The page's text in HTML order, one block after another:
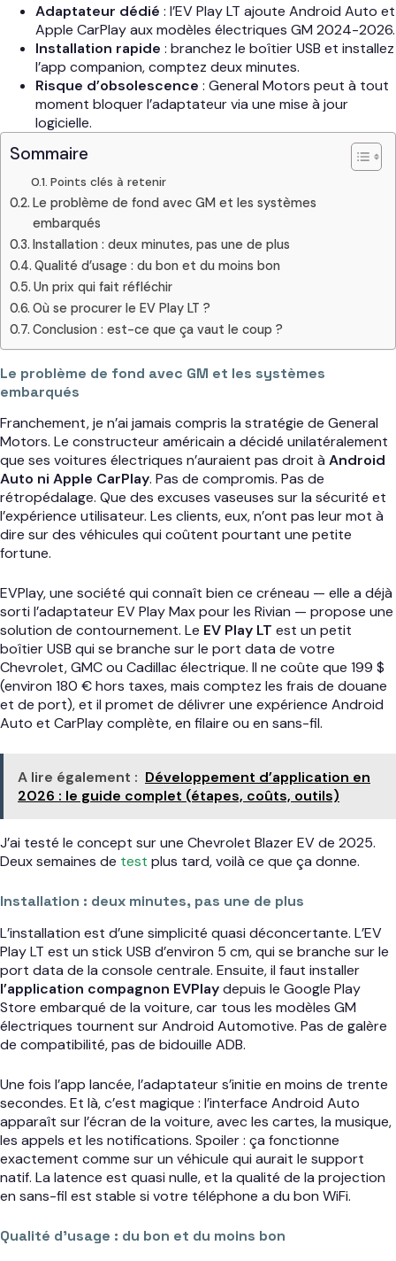
Adaptateur dédié : l’EV Play LT ajoute Android Auto et
Apple CarPlay aux modèles électriques GM 2024-2026.
Installation rapide : branchez le boîtier USB et installez
l’app companion, comptez deux minutes.
Risque d’obsolescence : General Motors peut à tout
moment bloquer l’adaptateur via une mise à jour
logicielle.
Sommaire
Points clés à retenir
Le problème de fond avec GM et les systèmes
embarqués
Installation : deux minutes, pas une de plus
Qualité d’usage : du bon et du moins bon
Un prix qui fait réfléchir
Où se procurer le EV Play LT ?
Conclusion : est-ce que ça vaut le coup ?
Le problème de fond avec GM et les systèmes
embarqués
Franchement, je n’ai jamais compris la stratégie de General
Motors. Le constructeur américain a décidé unilatéralement
que ses voitures électriques n’auraient pas droit à Android
Auto ni Apple CarPlay. Pas de compromis. Pas de
rétropédalage. Que des excuses vaseuses sur la sécurité et
l’expérience utilisateur. Les clients, eux, n’ont pas leur mot à
dire sur des véhicules qui coûtent pourtant une petite
fortune.
EVPlay, une société qui connaît bien ce créneau — elle a déjà
sorti l’adaptateur EV Play Max pour les Rivian — propose une
solution de contournement. Le EV Play LT est un petit
boîtier USB qui se branche sur le port data de votre
Chevrolet, GMC ou Cadillac électrique. Il ne coûte que 199 $
(environ 180 € hors taxes, mais comptez les frais de douane
et de port), et il promet de délivrer une expérience Android
Auto et CarPlay complète, en filaire ou en sans-fil.
A lire également : Développement d’application en
2026 : le guide complet (étapes, coûts, outils)
J’ai testé le concept sur une Chevrolet Blazer EV de 2025.
Deux semaines de test plus tard, voilà ce que ça donne.
Installation : deux minutes, pas une de plus
L’installation est d’une simplicité quasi déconcertante. L’EV
Play LT est un stick USB d’environ 5 cm, qui se branche sur le
port data de la console centrale. Ensuite, il faut installer
l’application compagnon EVPlaydepuis le Google Play
Store embarqué de la voiture, car tous les modèles GM
électriques tournent sur Android Automotive. Pas de galère
de compatibilité, pas de bidouille ADB.
Une fois l’app lancée, l’adaptateur s’initie en moins de trente
secondes. Et là, c’est magique : l’interface Android Auto
apparaît sur l’écran de la voiture, avec les cartes, la musique,
les appels et les notifications. Spoiler : ça fonctionne
exactement comme sur un véhicule qui aurait le support
natif. La latence est quasi nulle, et la qualité de la projection
en sans-fil est stable si votre téléphone a du bon WiFi.
Qualité d’usage : du bon et du moins bon